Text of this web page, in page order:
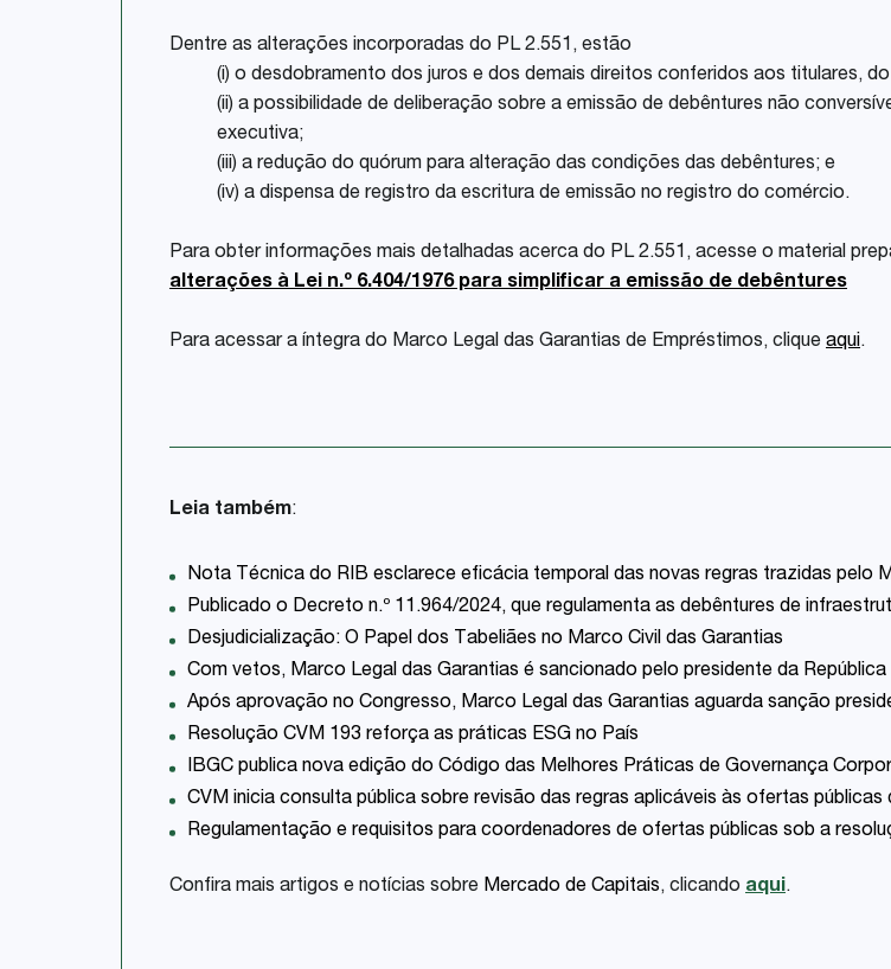
Dentre as alterações incorporadas do PL 2.551, estão
(i) o desdobramento dos juros e dos demais direitos conferidos aos titulares,
(ii) a possibilidade de deliberação sobre a emissão de debêntures não
executiva;
(iii) a redução do quórum para alteração das condições das debêntures; e
(iv) a dispensa de registro da escritura de emissão no registro do comércio.
Para obter informações mais detalhadas acerca do PL 2.551, acesse o material
alterações à Lei n.º 6.404/1976 para simplificar a emissão de debêntures
Para acessar a íntegra do Marco Legal das Garantias de Empréstimos, clique aqui.
Leia também:
Nota Técnica do RIB esclarece eficácia temporal das novas regras trazidas pelo
Publicado o Decreto n.º 11.964/2024, que regulamenta as debêntures de
Desjudicialização: O Papel dos Tabeliães no Marco Civil das Garantias
Com vetos, Marco Legal das Garantias é sancionado pelo presidente da República
Após aprovação no Congresso, Marco Legal das Garantias aguarda sanção
Resolução CVM 193 reforça as práticas ESG no País
IBGC publica nova edição do Código das Melhores Práticas de Governança
CVM inicia consulta pública sobre revisão das regras aplicáveis às ofertas públicas
Regulamentação e requisitos para coordenadores de ofertas públicas sob a
Confira mais artigos e notícias sobre Mercado de Capitais, clicando aqui.